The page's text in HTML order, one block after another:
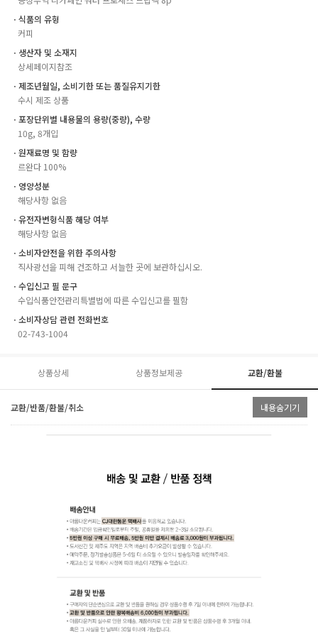
ㆍ식품의 유형
커피
ㆍ생산자 및 소재지
상세페이지참조
ㆍ제조년월일, 소비기한 또는 품질유지기한
수시 제조 상품
ㆍ포장단위별 내용물의 용량(중량), 수량
10g, 8개입
ㆍ원재료명 및 함량
르완다 100%
ㆍ영양성분
해당사항 없음
ㆍ유전자변형식품 해당 여부
해당사항 없음
ㆍ소비자안전을 위한 주의사항
직사광선을 피해 건조하고 서늘한 곳에 보관하십시오.
ㆍ수입신고 필 문구
수입식품안전관리특별법에 따른 수입신고를 필함
ㆍ소비자상담 관련 전화번호
02-743-1004
상품상세 상품정보제공 교환/환불
교환/반품/환불/취소 내용숨기기